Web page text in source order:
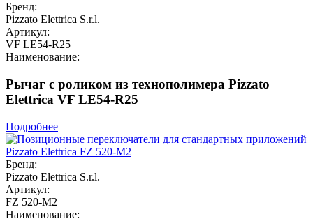
Бренд:
Pizzato Elettrica S.r.l.
Артикул:
VF LE54-R25
Наименование:
Рычаг с роликом из технополимера Pizzato
Elettrica VF LE54-R25
Подробнее
Бренд:
Pizzato Elettrica S.r.l.
Артикул:
FZ 520-M2
Наименование: